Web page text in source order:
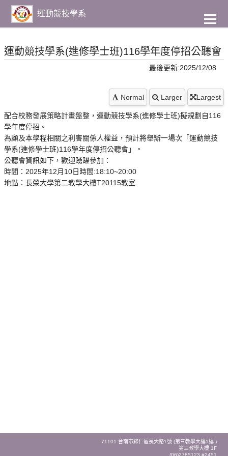
主
要
容
運動競技學系
運動競技學系(進修學士班)116學年度停招公聽會
最後更新:2025/12/08
Normal Larger Largest
配合校務發展策略計畫盤整，運動競技學系(進修學士班)擬規劃自116
學年度停招。
為顧及本學程相關之利害關係人權益，預計將舉辦一場次「運動競技
學系(進修學士班)116學年度停招公聽會」。
公聽會資訊如下，歡迎踴躍參加：
時間：2025年12月10日時間:18:10~20:00
地點：長榮大學第二教學大樓T20115教室
71101 台南市歸仁區長大路1號 (第三教學大樓1樓 )
第三教學大樓 1F